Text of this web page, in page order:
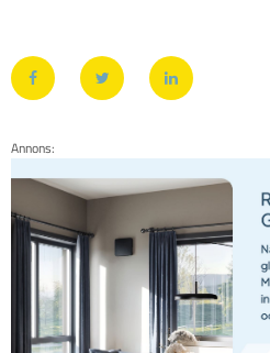
Annons: